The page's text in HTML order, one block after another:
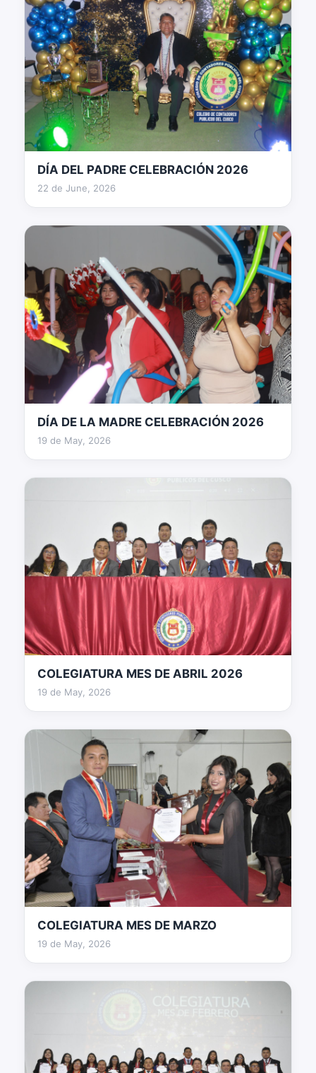
60 fotos
DÍA DEL PADRE CELEBRACIÓN 2026
22 de June, 2026
78 fotos
DÍA DE LA MADRE CELEBRACIÓN 2026
19 de May, 2026
78 fotos
COLEGIATURA MES DE ABRIL 2026
19 de May, 2026
100 fotos
COLEGIATURA MES DE MARZO
19 de May, 2026